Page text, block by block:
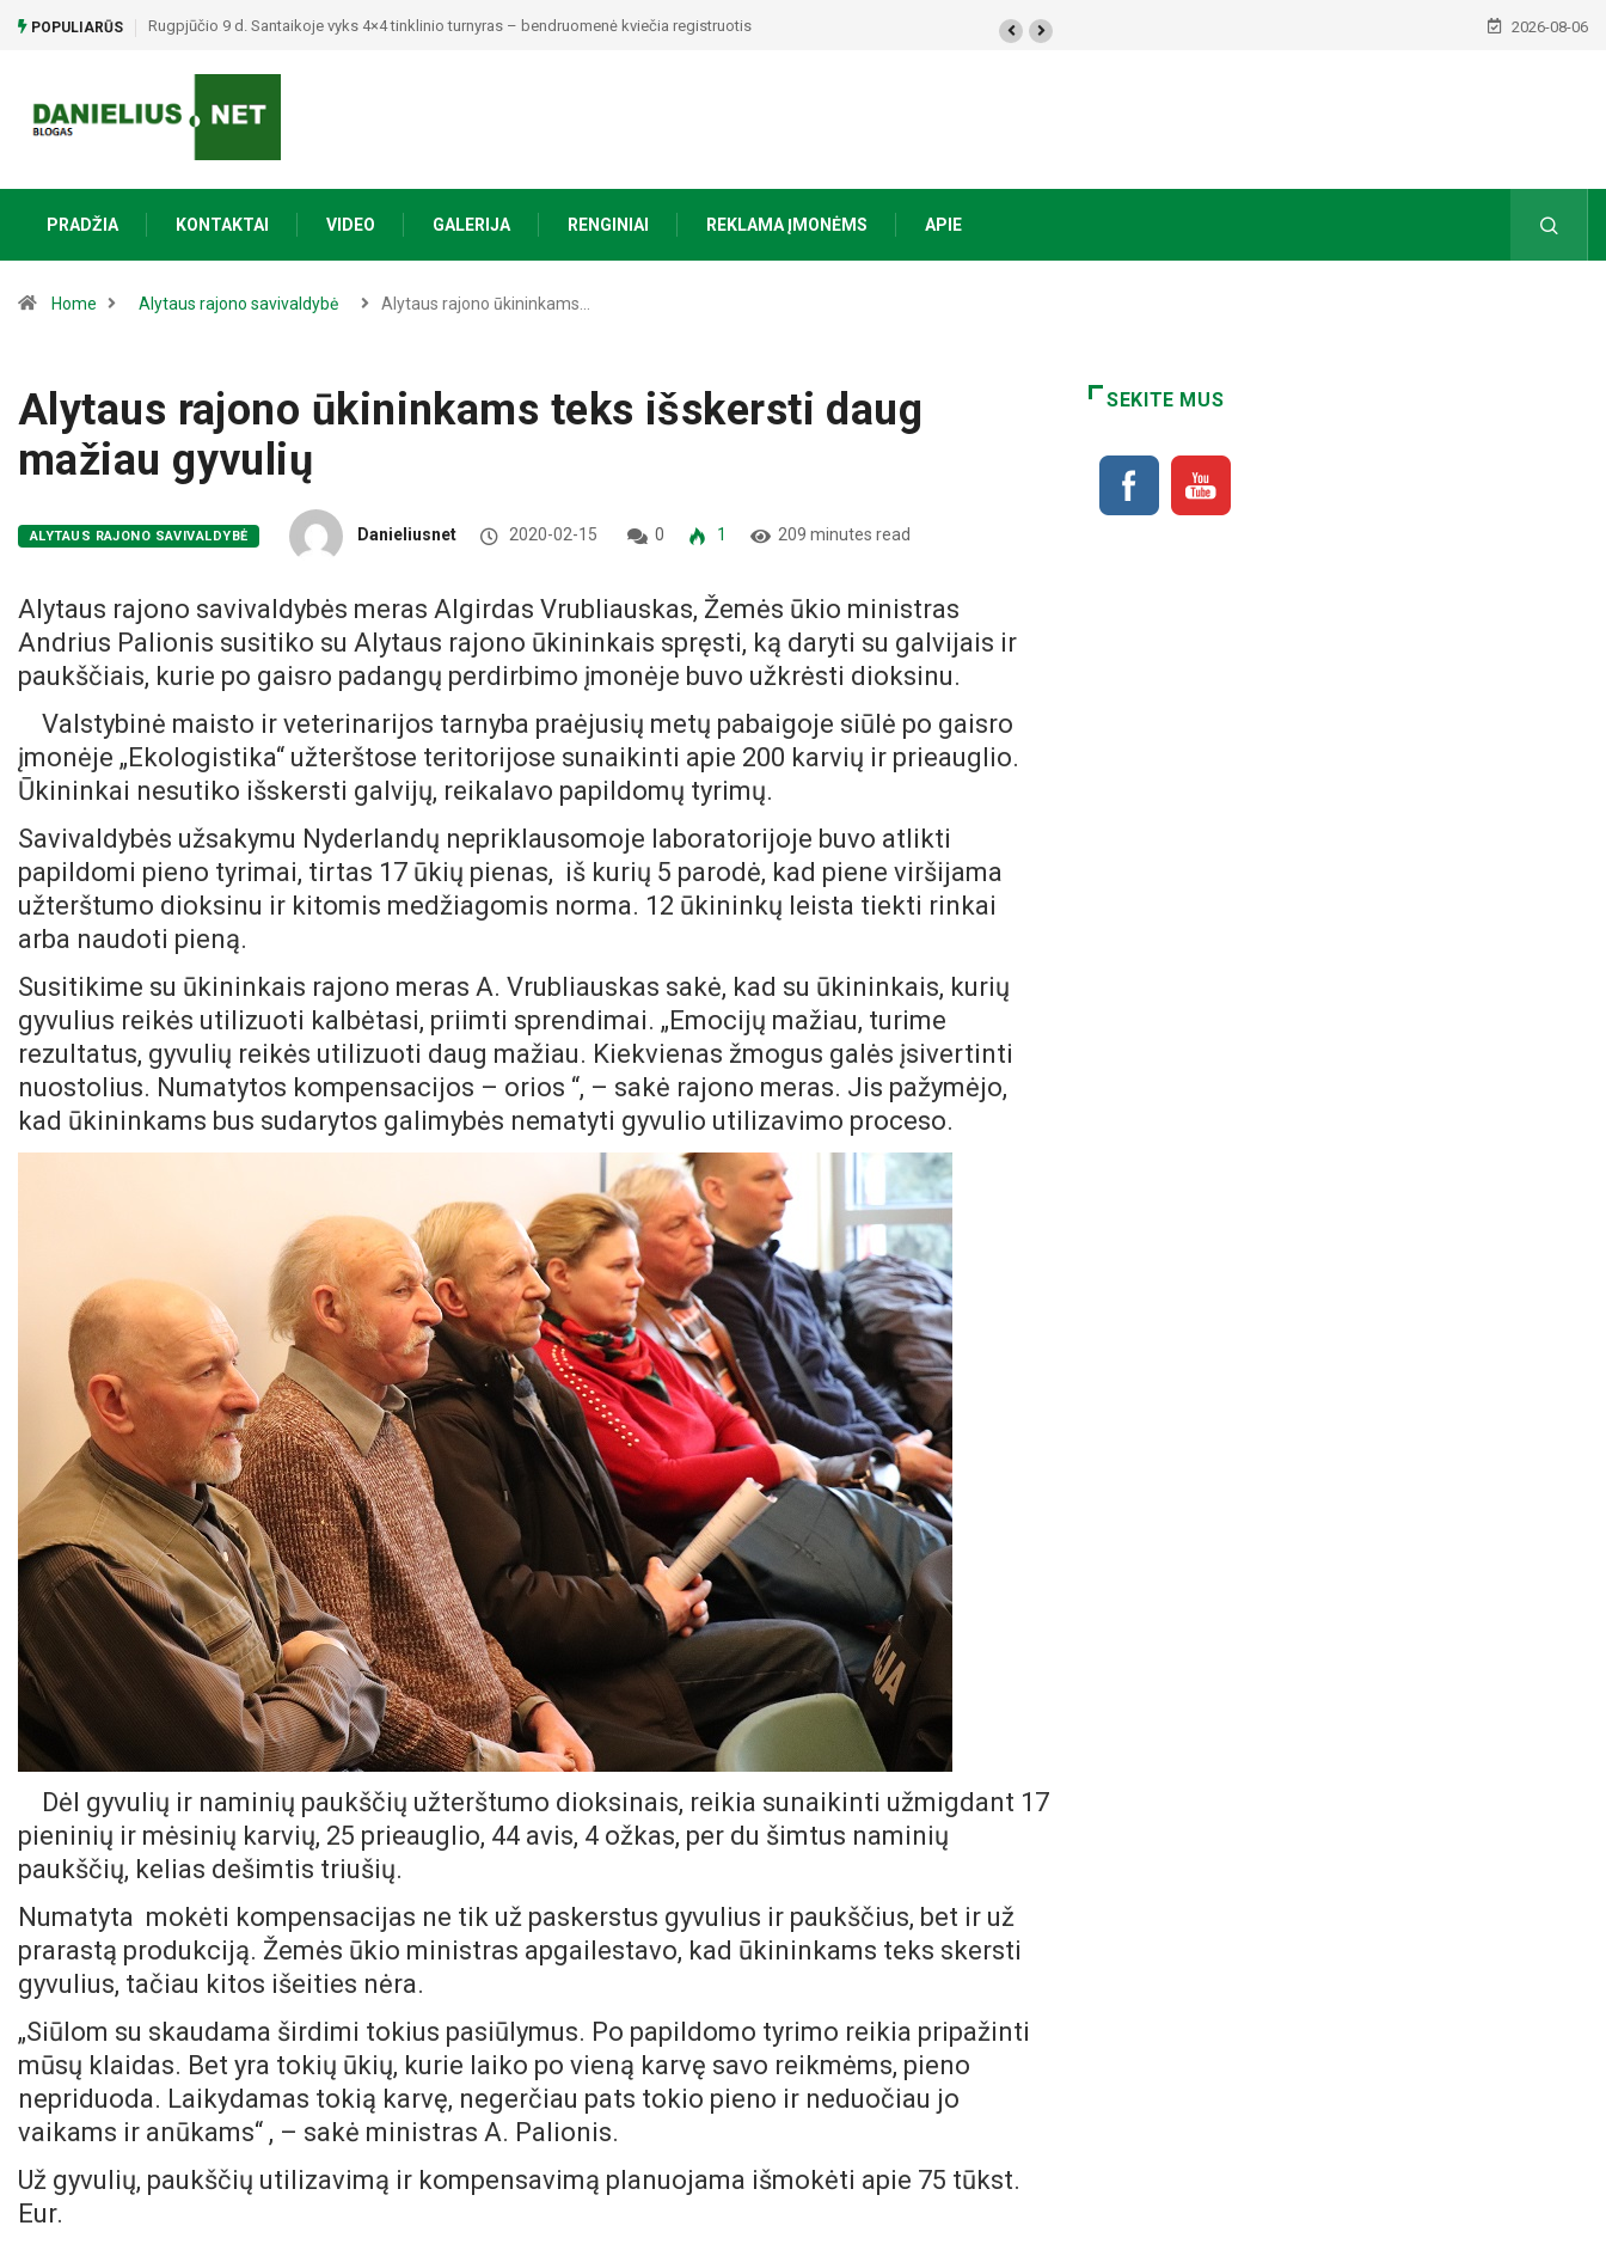
POPULIARŪS Prienuose – šūviai stabdant neblaivų vairuotoją: automobilis sustabdytas panaudojus tarnybinį ginklą 2026-08-06
PRADŽIA KONTAKTAI VIDEO GALERIJA RENGINIAI REKLAMA ĮMONĖMS APIE
Home Alytaus rajono savivaldybė Alytaus rajono ūkininkams…
Alytaus rajono ūkininkams teks išskersti daug
mažiau gyvulių
ALYTAUS RAJONO SAVIVALDYBĖ Danieliusnet 2020-02-15 0 1 209 minutes read
Alytaus rajono savivaldybės meras Algirdas Vrubliauskas, Žemės ūkio ministras
Andrius Palionis susitiko su Alytaus rajono ūkininkais spręsti, ką daryti su galvijais ir
paukščiais, kurie po gaisro padangų perdirbimo įmonėje buvo užkrėsti dioksinu.
Valstybinė maisto ir veterinarijos tarnyba praėjusių metų pabaigoje siūlė po gaisro
įmonėje „Ekologistika“ užterštose teritorijose sunaikinti apie 200 karvių ir prieauglio.
Ūkininkai nesutiko išskersti galvijų, reikalavo papildomų tyrimų.
Savivaldybės užsakymu Nyderlandų nepriklausomoje laboratorijoje buvo atlikti
papildomi pieno tyrimai, tirtas 17 ūkių pienas, iš kurių 5 parodė, kad piene viršijama
užterštumo dioksinu ir kitomis medžiagomis norma. 12 ūkininkų leista tiekti rinkai
arba naudoti pieną.
Susitikime su ūkininkais rajono meras A. Vrubliauskas sakė, kad su ūkininkais, kurių
gyvulius reikės utilizuoti kalbėtasi, priimti sprendimai. „Emocijų mažiau, turime
rezultatus, gyvulių reikės utilizuoti daug mažiau. Kiekvienas žmogus galės įsivertinti
nuostolius. Numatytos kompensacijos – orios “, – sakė rajono meras. Jis pažymėjo,
kad ūkininkams bus sudarytos galimybės nematyti gyvulio utilizavimo proceso.
Dėl gyvulių ir naminių paukščių užterštumo dioksinais, reikia sunaikinti užmigdant 17
pieninių ir mėsinių karvių, 25 prieauglio, 44 avis, 4 ožkas, per du šimtus naminių
paukščių, kelias dešimtis triušių.
Numatyta mokėti kompensacijas ne tik už paskerstus gyvulius ir paukščius, bet ir už
prarastą produkciją. Žemės ūkio ministras apgailestavo, kad ūkininkams teks skersti
gyvulius, tačiau kitos išeities nėra.
„Siūlom su skaudama širdimi tokius pasiūlymus. Po papildomo tyrimo reikia pripažinti
mūsų klaidas. Bet yra tokių ūkių, kurie laiko po vieną karvę savo reikmėms, pieno
nepriduoda. Laikydamas tokią karvę, negerčiau pats tokio pieno ir neduočiau jo
vaikams ir anūkams“ , – sakė ministras A. Palionis.
Už gyvulių, paukščių utilizavimą ir kompensavimą planuojama išmokėti apie 75 tūkst.
Eur.
SEKITE MUS